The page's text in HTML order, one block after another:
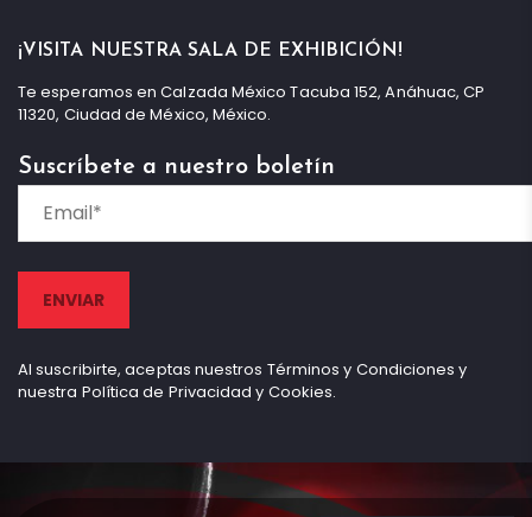
¡VISITA NUESTRA SALA DE EXHIBICIÓN!
Te esperamos en Calzada México Tacuba 152, Anáhuac, CP
11320, Ciudad de México, México.
Suscríbete a nuestro boletín
Al suscribirte, aceptas nuestros Términos y Condiciones y
nuestra Política de Privacidad y Cookies.